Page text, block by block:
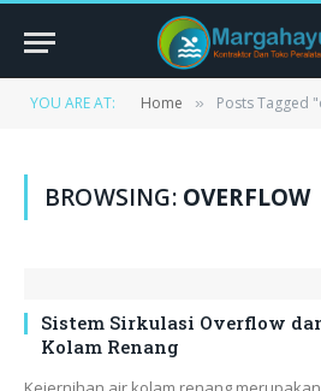
YOU ARE AT: Home » Posts Tagged
BROWSING: OVERFLOW
Sistem Sirkulasi Overflow
Kolam Renang